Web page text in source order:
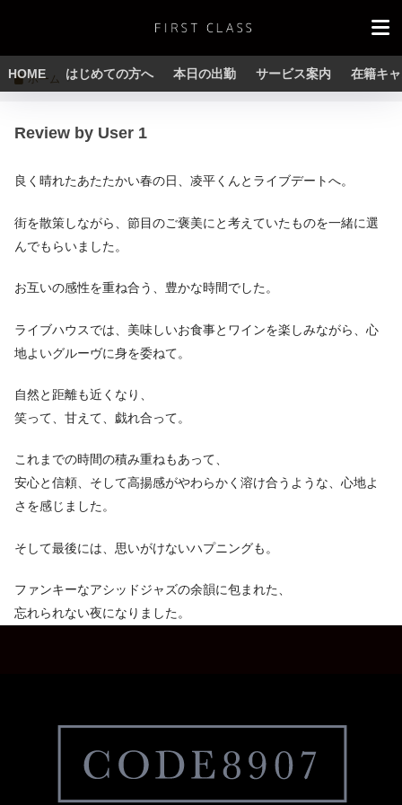
HOME はじめての方へ 本日の出勤 サービス案内 在籍キ
ホーム
Review by User 1
良く晴れたあたたかい春の日、凌平くんとライブデートへ。
街を散策しながら、節目のご褒美にと考えていたものを一緒に選
んでもらいました。
お互いの感性を重ね合う、豊かな時間でした。
ライブハウスでは、美味しいお食事とワインを楽しみながら、心
地よいグルーヴに身を委ねて。
自然と距離も近くなり、
笑って、甘えて、戯れ合って。
これまでの時間の積み重ねもあって、
安心と信頼、そして高揚感がやわらかく溶け合うような、心地よ
さを感じました。
そして最後には、思いがけないハプニングも。
ファンキーなアシッドジャズの余韻に包まれた、
忘れられない夜になりました。